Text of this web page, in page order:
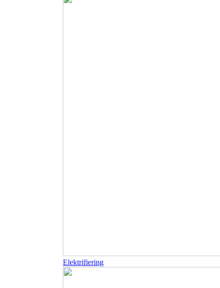
Elektrifiering